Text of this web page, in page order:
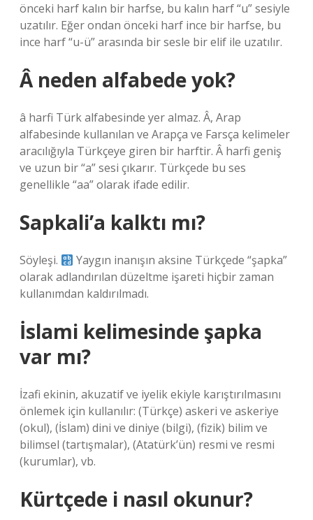
önceki harf kalın bir harfse, bu kalın harf “u” sesiyle
uzatılır. Eğer ondan önceki harf ince bir harfse, bu
ince harf “u-ü” arasında bir sesle bir elif ile uzatılır.
Â neden alfabede yok?
â harfi Türk alfabesinde yer almaz. Â, Arap
alfabesinde kullanılan ve Arapça ve Farsça kelimeler
aracılığıyla Türkçeye giren bir harftir. Â harfi geniş
ve uzun bir “a” sesi çıkarır. Türkçede bu ses
genellikle “aa” olarak ifade edilir.
Sapkali’a kalktı mı?
Söyleşi.
Yaygın inanışın aksine Türkçede “şapka”
olarak adlandırılan düzeltme işareti hiçbir zaman
kullanımdan kaldırılmadı.
İslami kelimesinde şapka
var mı?
İzafi ekinin, akuzatif ve iyelik ekiyle karıştırılmasını
önlemek için kullanılır: (Türkçe) askeri ve askeriye
(okul), (İslam) dini ve diniye (bilgi), (fizik) bilim ve
bilimsel (tartışmalar), (Atatürk’ün) resmi ve resmi
(kurumlar), vb.
Kürtçede i nasıl okunur?